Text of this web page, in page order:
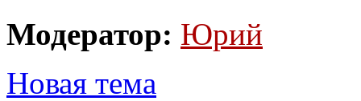
Модератор: Юрий
Новая тема